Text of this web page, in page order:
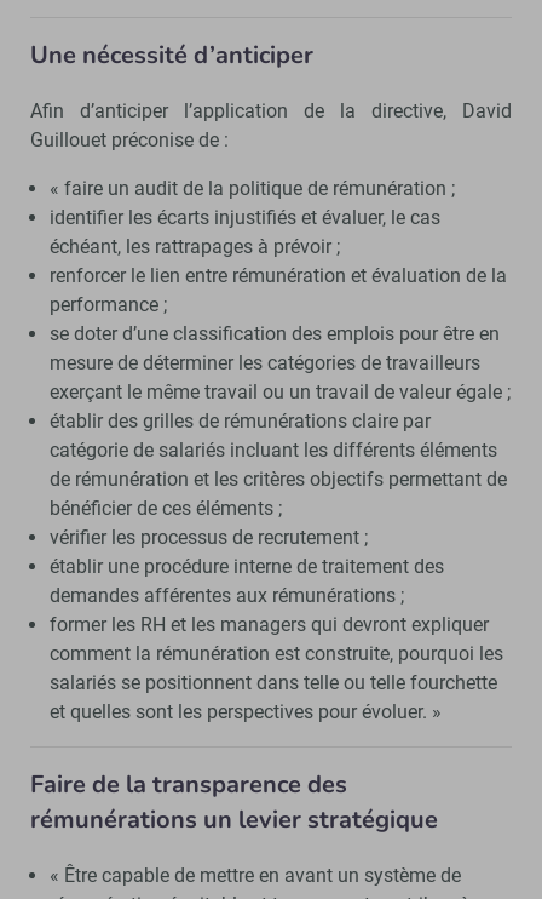
Une nécessité d’anticiper
Afin d’anticiper l’application de la directive, David
Guillouet préconise de :
« faire un audit de la politique de rémunération ;
identifier les écarts injustifiés et évaluer, le cas
échéant, les rattrapages à prévoir ;
renforcer le lien entre rémunération et évaluation de la
performance ;
se doter d’une classification des emplois pour être en
mesure de déterminer les catégories de travailleurs
exerçant le même travail ou un travail de valeur égale ;
établir des grilles de rémunérations claire par
catégorie de salariés incluant les différents éléments
de rémunération et les critères objectifs permettant de
bénéficier de ces éléments ;
vérifier les processus de recrutement ;
établir une procédure interne de traitement des
demandes afférentes aux rémunérations ;
former les RH et les managers qui devront expliquer
comment la rémunération est construite, pourquoi les
salariés se positionnent dans telle ou telle fourchette
et quelles sont les perspectives pour évoluer. »
Faire de la transparence des
rémunérations un levier stratégique
« Être capable de mettre en avant un système de